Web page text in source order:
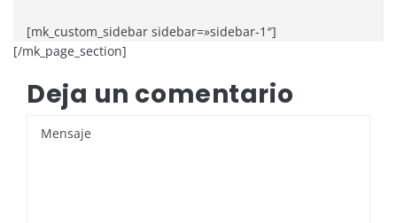
[mk_custom_sidebar sidebar=»sidebar-1″]
[/mk_page_section]
Deja un comentario